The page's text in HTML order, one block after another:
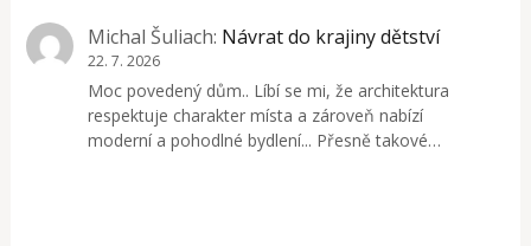
Michal Šuliach: Návrat do krajiny dětství
22. 7. 2026
Moc povedený dům.. Líbí se mi, že architektura
respektuje charakter místa a zároveň nabízí
moderní a pohodlné bydlení... Přesně takové…